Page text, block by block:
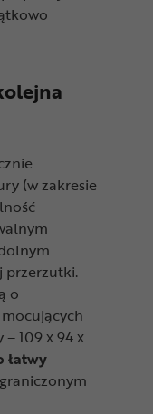
(w zakresie
przerzutki.
o
109 x 94 x
łatwy